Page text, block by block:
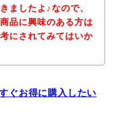
ましたよ♪なので、
品に興味のある方は
にされてみてはいか
ぐお得に購入したい